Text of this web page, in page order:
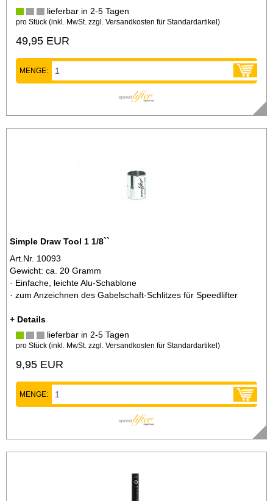
lieferbar in 2-5 Tagen
pro Stück (inkl. MwSt. zzgl. Versandkosten für Standardartikel)
49,95 EUR
MENGE:
Simple Draw Tool 1 1/8``
Art.Nr. 10093
Gewicht: ca. 20 Gramm
· Einfache, leichte Alu-Schablone
· zum Anzeichnen des Gabelschaft-Schlitzes für Speedlifter
+ Details
lieferbar in 2-5 Tagen
pro Stück (inkl. MwSt. zzgl. Versandkosten für Standardartikel )
9,95 EUR
MENGE: